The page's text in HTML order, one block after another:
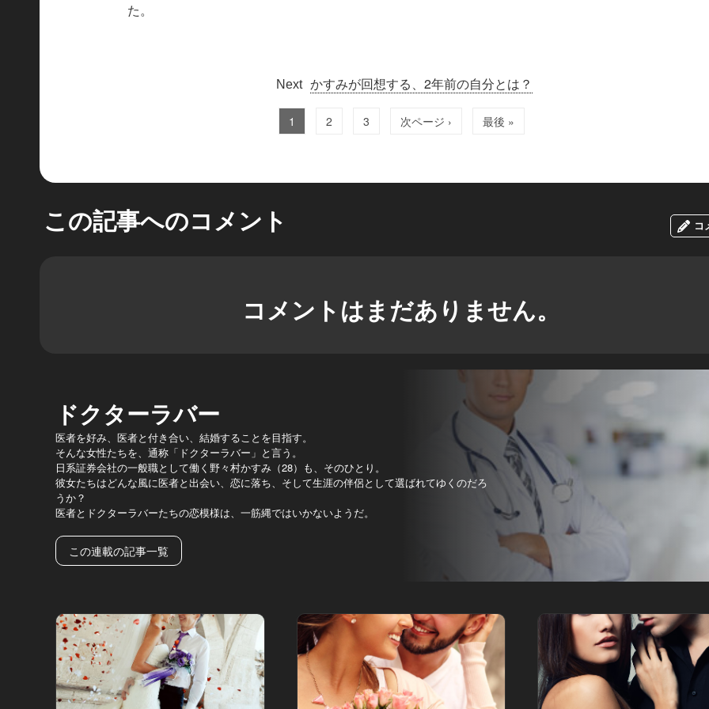
た。
かすみが回想する、2年前の自分とは？
1 2 3 次ページ › 最後 »
この記事へのコメント コ
コメントはまだありません。
ドクターラバー
医者を好み、医者と付き合い、結婚することを目指す。
そんな女性たちを、通称「ドクターラバー」と言う。
日系証券会社の一般職として働く野々村かすみ（28）も、そのひとり。
彼女たちはどんな風に医者と出会い、恋に落ち、そして生涯の伴侶として選ばれてゆくのだろ
うか？
医者とドクターラバーたちの恋模様は、一筋縄ではいかないようだ。
この連載の記事一覧